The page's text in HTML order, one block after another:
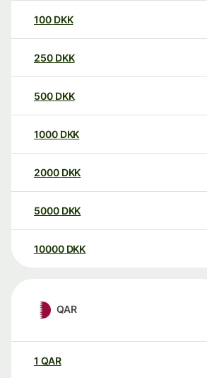
100 DKK
250 DKK
500 DKK
1000 DKK
2000 DKK
5000 DKK
10000 DKK
QAR
1 QAR